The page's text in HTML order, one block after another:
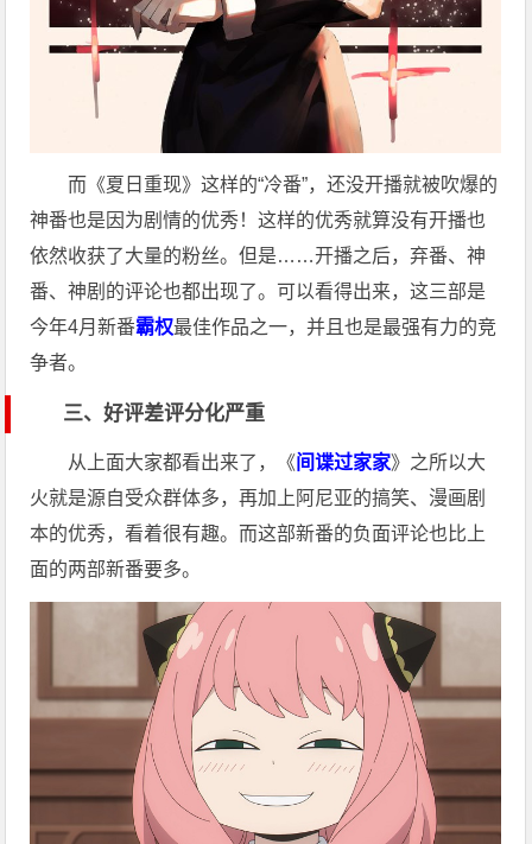
而《夏日重现》这样的“冷番”，还没开播就被吹爆的
神番也是因为剧情的优秀！这样的优秀就算没有开播也
依然收获了大量的粉丝。但是……开播之后，弃番、神
番、神剧的评论也都出现了。可以看得出来，这三部是
今年4月新番霸权最佳作品之一，并且也是最强有力的竞
争者。
三、好评差评分化严重
从上面大家都看出来了，《间谍过家家》之所以大
火就是源自受众群体多，再加上阿尼亚的搞笑、漫画剧
本的优秀，看着很有趣。而这部新番的负面评论也比上
面的两部新番要多。